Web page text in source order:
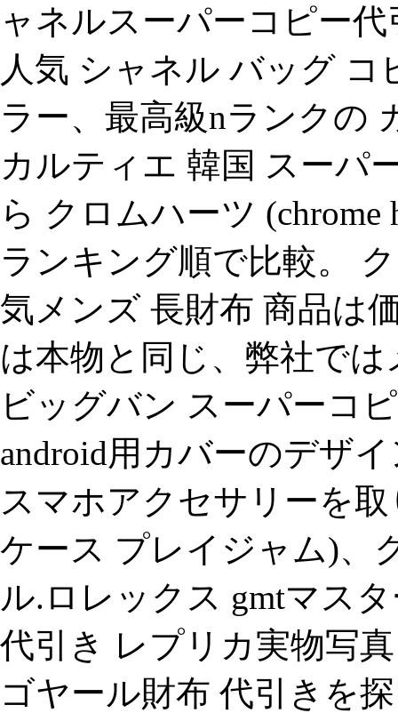
ャネルスーパーコピー
人気 シャネル バッグ コ
ラー、最高級nランクの
カルティエ 韓国 スーパ
ら クロムハーツ
ランキング順で比較。
気メンズ 長財布 商品は
は本物と同じ、弊社で
ビッグバン スーパーコ
android用カバーのデザ
スマホアクセサリーを取
ケース プレイジャム)、
ル.ロレックス gmtマス
代引き レプリカ実物写
ゴヤール財布 代引きを